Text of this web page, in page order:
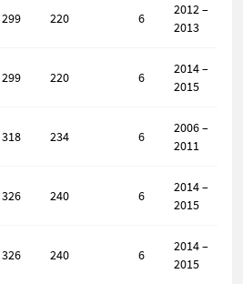
299 220 6
2012 –
2013
299 220 6
2014 –
2015
318 234 6
2006 –
2011
326 240 6
2014 –
2015
326 240 6
2014 –
2015